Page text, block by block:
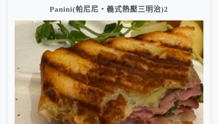
Panini(帕尼尼‧義式熱壓三明治)2